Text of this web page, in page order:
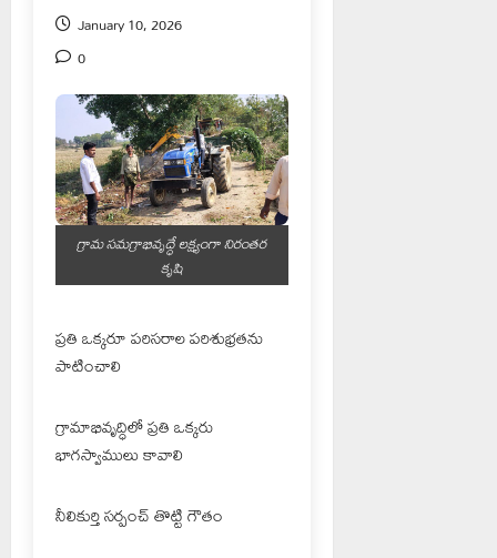
January 10, 2026
0
గ్రామ సమగ్రాభివృద్ధే లక్ష్యంగా నిరంతర
కృషి
ప్రతి ఒక్కరూ పరిసరాల పరిశుభ్రతను
పాటించాలి
గ్రామాభివృద్ధిలో ప్రతి ఒక్కరు
భాగస్వాములు కావాలి
నీలికుర్తి సర్పంచ్ తొట్టి గౌతం